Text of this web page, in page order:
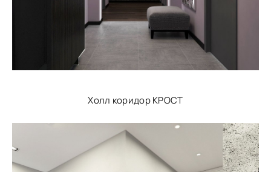
Холл коридор КРОСТ